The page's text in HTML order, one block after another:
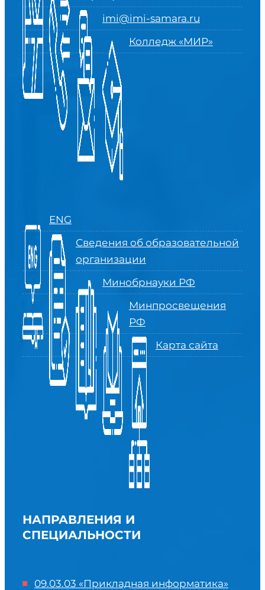
imi@imi-samara.ru
Колледж «МИР»
ENG
Сведения об образовательной
организации
Минобрнауки РФ
Минпросвещения
РФ
Карта сайта
НАПРАВЛЕНИЯ И
СПЕЦИАЛЬНОСТИ
09.03.03 «Прикладная информатика»